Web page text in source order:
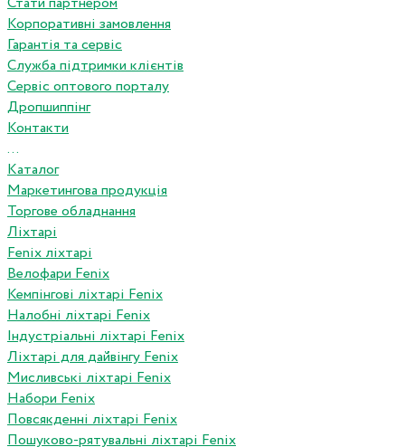
Корпоративні замовлення
Гарантія та сервіс
Служба підтримки клієнтів
Сервіс оптового порталу
Дропшиппінг
Контакти
...
Каталог
Маркетингова продукція
Торгове обладнання
Ліхтарі
Fenix ліхтарі
Велофари Fenix
Кемпінгові ліхтарі Fenix
Налобні ліхтарі Fenix
Індустріальні ліхтарі Fenix
Ліхтарі для дайвінгу Fenix
Мисливські ліхтарі Fenix
Набори Fenix
Повсякденні ліхтарі Fenix
Пошуково-рятувальні ліхтарі Fenix